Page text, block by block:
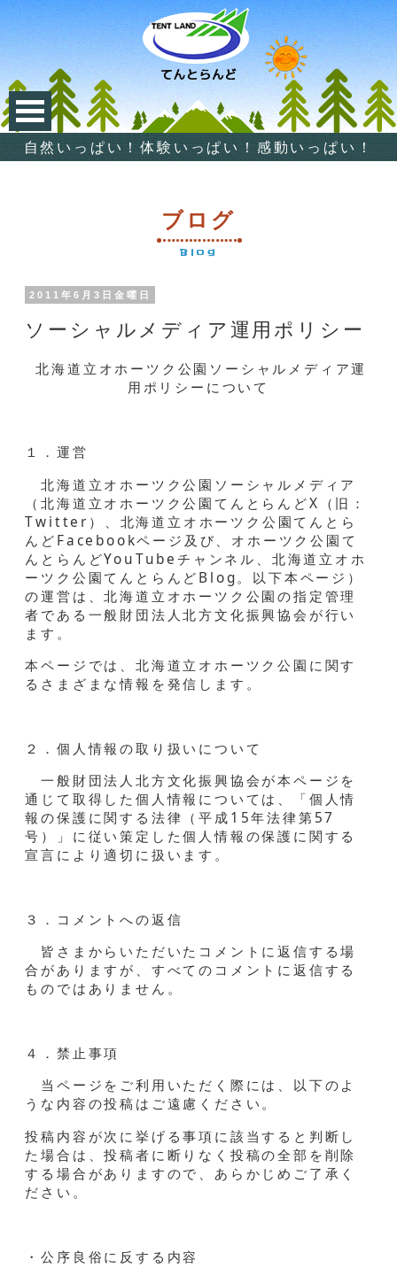
自然いっぱい！体験いっぱい！感動いっぱい！
ブログ
Blog
2011年6月3日金曜日
ソーシャルメディア運用ポリシー
北海道立オホーツク公園ソーシャルメディア運
用ポリシーについて
１．運営
北海道立オホーツク公園ソーシャルメディア
（北海道立オホーツク公園てんとらんどX（旧：
Twitter）、北海道立オホーツク公園てんとら
んどFacebookページ及び、オホーツク公園て
んとらんどYouTubeチャンネル、北海道立オホ
ーツク公園てんとらんどBlog。以下本ページ）
の運営は、北海道立オホーツク公園の指定管理
者である一般財団法人北方文化振興協会が行い
ます。
本ページでは、北海道立オホーツク公園に関す
るさまざまな情報を発信します。
２．個人情報の取り扱いについて
一般財団法人北方文化振興協会が本ページを
通じて取得した個人情報については、「個人情
報の保護に関する法律（平成15年法律第57
号）」に従い策定した個人情報の保護に関する
宣言により適切に扱います。
３．コメントへの返信
皆さまからいただいたコメントに返信する場
合がありますが、すべてのコメントに返信する
ものではありません。
４．禁止事項
当ページをご利用いただく際には、以下のよ
うな内容の投稿はご遠慮ください。
投稿内容が次に挙げる事項に該当すると判断し
た場合は、投稿者に断りなく投稿の全部を削除
する場合がありますので、あらかじめご了承く
ださい。
・公序良俗に反する内容